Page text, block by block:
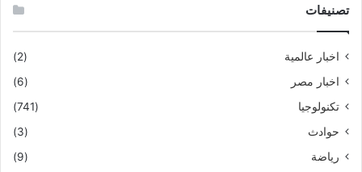
تصنيفات
اخبار عالمية
(2)
اخبار مصر
(6)
تكنولوجيا
(741)
حوادث
(3)
رياضة
(9)